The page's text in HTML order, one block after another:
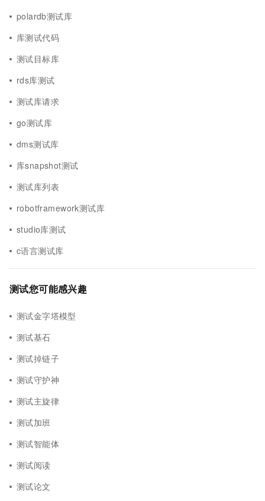
polardb测试库
库测试代码
测试目标库
rds库测试
测试库请求
go测试库
dms测试库
库snapshot测试
测试库列表
robotframework测试库
studio库测试
c语言测试库
测试您可能感兴趣
测试金字塔模型
测试基石
测试掉链子
测试守护神
测试主旋律
测试加班
测试智能体
测试阅读
测试论文